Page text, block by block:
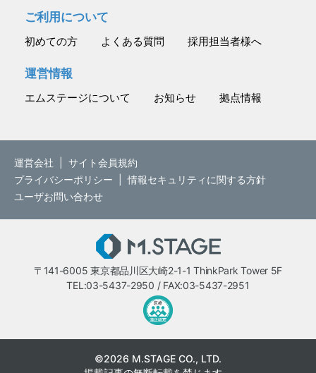
ご利用について
初めての方 よくある質問 採用担当者様へ
運営情報
エムステージについて お知らせ 拠点情報
運営会社
サイト会員規約
プライバシーポリシー
情報セキュリティに関する方針
ユーザお問い合わせ
〒141-6005 東京都品川区大崎2-1-1 ThinkPark Tower 5F
TEL:03-5437-2950 / FAX:03-5437-2951
©2026 M.STAGE CO., LTD.